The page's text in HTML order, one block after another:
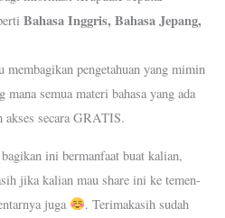
Bahasa Inggris, Bahasa Jepang,
pengetahuan yang mimin
mana semua materi bahasa yang ada
secara GRATIS.
ini bermanfaat buat kalian,
jika kalian mau share ini ke temen-
juga
. Terimakasih sudah